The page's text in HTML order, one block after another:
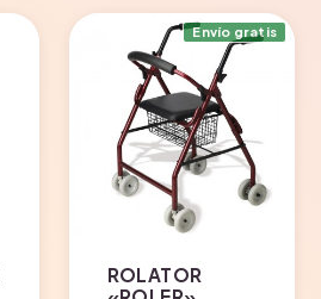
Envío gratis
ROLATOR